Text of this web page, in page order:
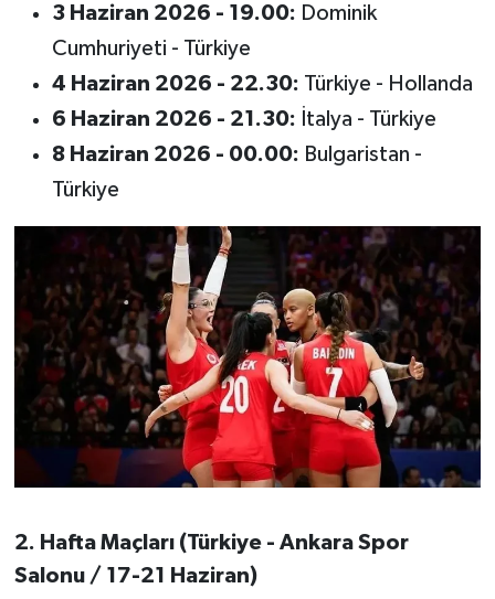
3 Haziran 2026 - 19.00: Dominik
Cumhuriyeti - Türkiye
4 Haziran 2026 - 22.30: Türkiye - Hollanda
6 Haziran 2026 - 21.30: İtalya - Türkiye
8 Haziran 2026 - 00.00: Bulgaristan -
Türkiye
2. Hafta Maçları (Türkiye - Ankara Spor
Salonu / 17-21 Haziran)